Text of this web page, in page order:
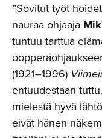
”Sovitut työt
nauraa ohjaaja
tuntuu tarttua
(1921–1996)
entuudestaan
mielestä hyvä
eivät hänen